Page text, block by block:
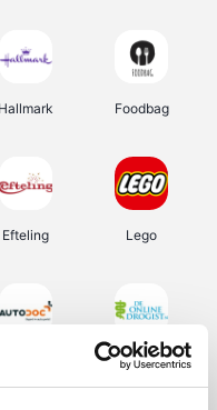
Hallmark Foodbag
Efteling Lego
De Online Drogist